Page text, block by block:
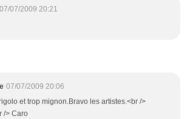
07/07/2009 20:21
07/07/2009 20:06
et trop mignon.Bravo les artistes.<br />
/> Caro